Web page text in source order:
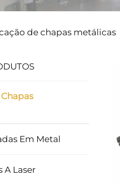
de chapas metálicas
Em Metal
A Laser